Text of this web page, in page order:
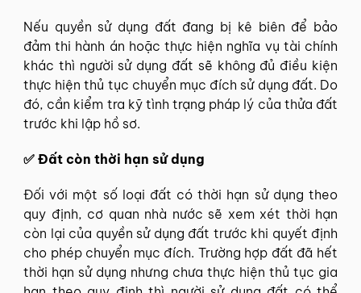
Nếu quyền sử dụng đất đang bị kê biên để bảo
đảm thi hành án hoặc thực hiện nghĩa vụ tài chính
khác thì người sử dụng đất sẽ không đủ điều kiện
thực hiện thủ tục chuyển mục đích sử dụng đất. Do
đó, cần kiểm tra kỹ tình trạng pháp lý của thửa đất
trước khi lập hồ sơ.
✅ Đất còn thời hạn sử dụng
Đối với một số loại đất có thời hạn sử dụng theo
quy định, cơ quan nhà nước sẽ xem xét thời hạn
còn lại của quyền sử dụng đất trước khi quyết định
cho phép chuyển mục đích. Trường hợp đất đã hết
thời hạn sử dụng nhưng chưa thực hiện thủ tục gia